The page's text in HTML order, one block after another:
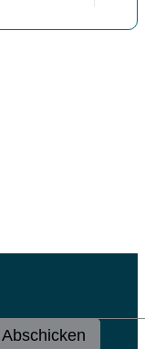
Abschicken